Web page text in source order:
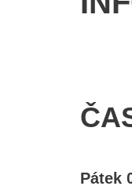
Pátek